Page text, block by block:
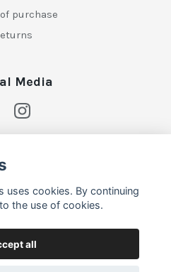
purchase
Media
uses cookies. By continuing
the use of cookies.
all